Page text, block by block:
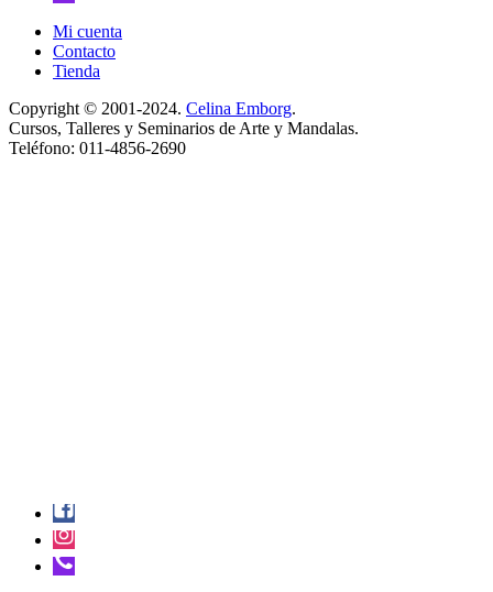
Mi cuenta
Contacto
Tienda
Copyright © 2001-2024. Celina Emborg.
Cursos, Talleres y Seminarios de Arte y Mandalas.
Teléfono: 011-4856-2690